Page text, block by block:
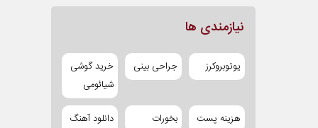
نیازمندی ها
یوتوبروکرز جراحی بینی
خرید گوشی
شیائومی
هزینه پست بخورات
دانلود آهنگ